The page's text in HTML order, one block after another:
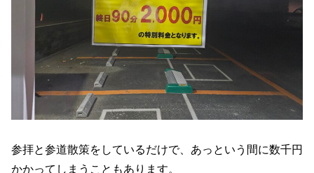
参拝と参道散策をしているだけで、あっという間に数千円
かかってしまうこともあります。